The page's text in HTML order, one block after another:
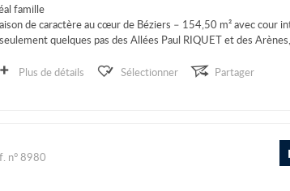
famille
de caractère au cœur de Béziers – 154,50 m² avec cour
quelques pas des Allées Paul RIQUET et des
Plus de détails
Sélectionner Partager
n° 8980